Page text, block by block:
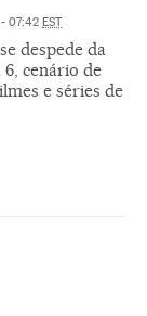
07:42 EST
despede da
cenário de
e séries de